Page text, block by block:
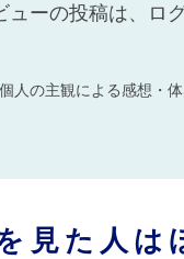
ューの投稿は、ロ
人の主観による感想・
見た人は